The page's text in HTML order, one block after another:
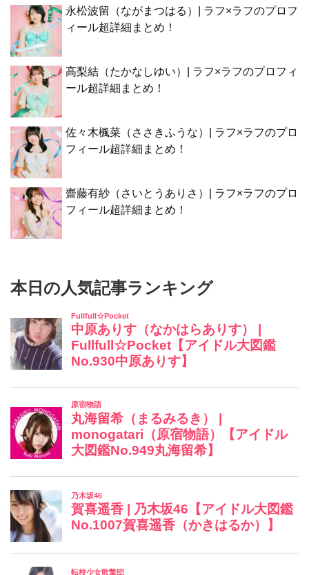
永松波留（ながまつはる）| ラフ×ラフのプロフ
ィール超詳細まとめ！
高梨結（たかなしゆい）| ラフ×ラフのプロフィ
ール超詳細まとめ！
佐々木楓菜（ささきふうな）| ラフ×ラフのプロ
フィール超詳細まとめ！
齋藤有紗（さいとうありさ）| ラフ×ラフのプロ
フィール超詳細まとめ！
本日の人気記事ランキング